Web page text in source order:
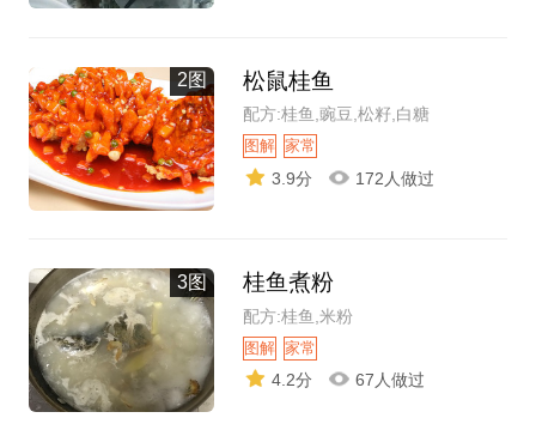
2图 松鼠桂鱼
配方:桂鱼,豌豆,松籽,白糖
图解 家常
3.9分 172人做过
3图 桂鱼煮粉
配方:桂鱼,米粉
图解 家常
4.2分 67人做过